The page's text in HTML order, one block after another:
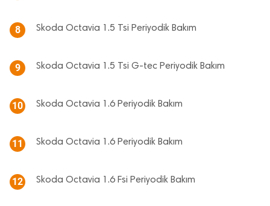
8 Skoda Octavia 1.5 Tsi Periyodik Bakım
9 Skoda Octavia 1.5 Tsi G-tec Periyodik Bakım
10 Skoda Octavia 1.6 Periyodik Bakım
11 Skoda Octavia 1.6 Periyodik Bakım
12 Skoda Octavia 1.6 Fsi Periyodik Bakım